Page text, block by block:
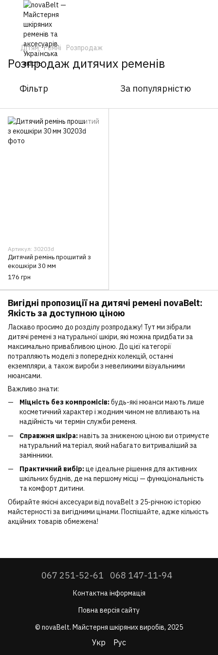
Дітям Ремні Розпродаж
Розпродаж дитячих ременів
Фільтр За популярністю
Артикул: 30203d
Дитячий ремінь прошитий з
екошкіри 30 мм
176 грн
Вигідні пропозиції на дитячі ремені novaBelt:
Якість за доступною ціною
Ласкаво просимо до розділу розпродажу! Тут ми зібрали
дитячі ремені з натуральної шкіри, які можна придбати за
максимально привабливою ціною. До цієї категорії
потрапляють моделі з попередніх колекцій, останні
екземпляри, а також вироби з невеликими візуальними
нюансами.
Важливо знати:
Міцність без компромісів:будь-які нюанси мають лише
косметичний характер і жодним чином не впливають на
надійність чи термін служби ременя.
Справжня шкіра:навіть за зниженою ціною ви отримуєте
натуральний матеріал, який набагато витриваліший за
замінники.
Практичний вибір:це ідеальне рішення для активних
шкільних буднів, де на першому місці — функціональність
та комфорт дитини.
Обирайте якісні аксесуари від novaBelt з 25-річною історією
майстерності за вигідними цінами. Поспішайте, адже кількість
акційних товарів обмежена!
067 251-52-61 068 147-11-94
Контактна інформація
Повна версія сайту
© novaBelt. Майстерня шкіряних виробів, 2025
Укр Рус